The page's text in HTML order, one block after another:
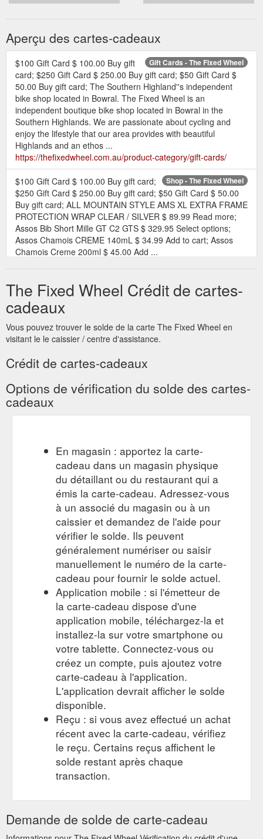
Aperçu des cartes-cadeaux
Gift Cards - The Fixed Wheel
$100 Gift Card $ 100.00 Buy gift
card; $250 Gift Card $ 250.00 Buy gift card; $50 Gift Card $
50.00 Buy gift card; The Southern Highland''s independent
bike shop located in Bowral. The Fixed Wheel is an
independent boutique bike shop located in Bowral in the
Southern Highlands. We are passionate about cycling and
enjoy the lifestyle that our area provides with beautiful
Highlands and an ethos ...
https://thefixedwheel.com.au/product-category/gift-cards/
Shop - The Fixed Wheel
$100 Gift Card $ 100.00 Buy gift card;
$250 Gift Card $ 250.00 Buy gift card; $50 Gift Card $ 50.00
Buy gift card; ALL MOUNTAIN STYLE AMS XL EXTRA FRAME
PROTECTION WRAP CLEAR / SILVER $ 89.99 Read more;
Assos Bib Short Mille GT C2 GTS $ 329.95 Select options;
Assos Chamois CREME 140mL $ 34.99 Add to cart; Assos
Chamois Creme 200ml $ 45.00 Add ...
$50 Gift Card - The Fixed Wheel
$50 Gift Card $ 50.00. To.
From. Message. Delivery Date Clear. Add to cart. SKU GC50
Category Gift Cards. Share on facebook. Share on twitter.
Share on linkedin. Related products. $250 Gift Card $ 250.00
Buy gift card; $100 Gift Card $ 100.00 Buy gift card; The
Southern Highland''s independent bike shop located in Bowral.
The Fixed Wheel is an independent boutique bike shop
located in Bowral in ...
https://thefixedwheel.com.au/product/gift-card/
$100 Gift Card $ 100.00. To.
From. Message. Delivery Date Clear. Add to cart. SKU GC100
Buy gift card; $50 Gift Card $ 50.00 Buy gift card; The
Southern Highland''s independent bike shop located in Bowral.
The Fixed Wheel is an independent boutique bike shop
located in Bowral ...
https://thefixedwheel.com.au/product/100-
The Fixed Wheel Crédit de cartes-
cadeaux
Vous pouvez trouver le solde de la carte The Fixed Wheel en
visitant le le caissier / centre d'assistance.
Crédit de cartes-cadeaux
Options de vérification du solde des cartes-
cadeaux
En magasin : apportez la carte-
cadeau dans un magasin physique
du détaillant ou du restaurant qui a
émis la carte-cadeau. Adressez-vous
à un associé du magasin ou à un
caissier et demandez de l'aide pour
vérifier le solde. Ils peuvent
généralement numériser ou saisir
manuellement le numéro de la carte-
cadeau pour fournir le solde actuel.
Application mobile : si l'émetteur de
la carte-cadeau dispose d'une
application mobile, téléchargez-la et
installez-la sur votre smartphone ou
votre tablette. Connectez-vous ou
créez un compte, puis ajoutez votre
carte-cadeau à l'application.
L'application devrait afficher le solde
disponible.
Reçu : si vous avez effectué un achat
récent avec la carte-cadeau, vérifiez
le reçu. Certains reçus affichent le
solde restant après chaque
transaction.
Demande de solde de carte-cadeau